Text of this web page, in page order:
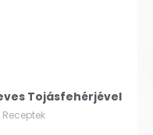
Tojásfehérjével
Receptek